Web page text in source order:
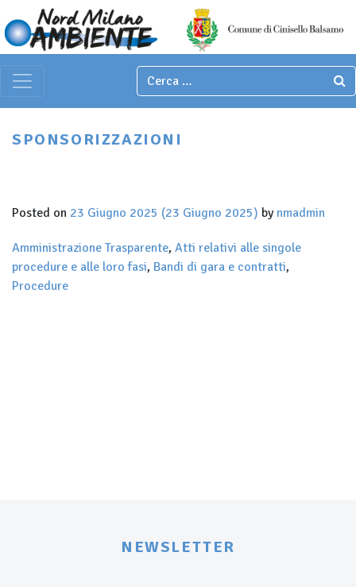
Main Navigation
SPONSORIZZAZIONI
Posted on 23 Giugno 2025 (23 Giugno 2025) by nmadmin
Amministrazione Trasparente, Atti relativi alle singole
procedure e alle loro fasi, Bandi di gara e contratti,
Procedure
NEWSLETTER